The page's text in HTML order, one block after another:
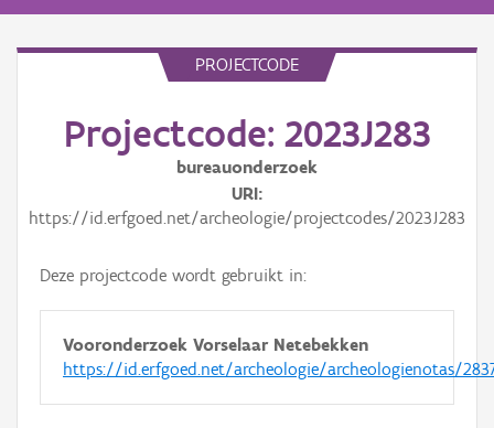
PROJECTCODE
Projectcode: 2023J283
bureauonderzoek
URI
https://id.erfgoed.net/archeologie/projectcodes/2023J283
Deze projectcode wordt gebruikt in:
Vooronderzoek Vorselaar Netebekken
https://id.erfgoed.net/archeologie/archeologienotas/